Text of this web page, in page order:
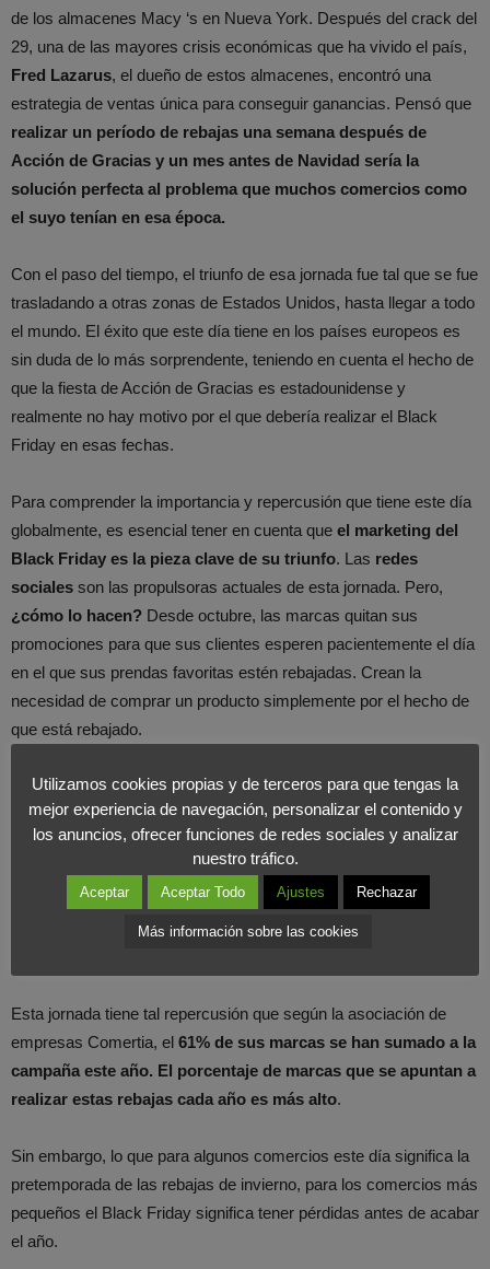
de los almacenes Macy ‘s en Nueva York. Después del crack del
29, una de las mayores crisis económicas que ha vivido el país,
Fred Lazarus, el dueño de estos almacenes, encontró una
estrategia de ventas única para conseguir ganancias. Pensó que
realizar un período de rebajas una semana después de
Acción de Gracias y un mes antes de Navidad sería la
solución perfecta al problema que muchos comercios como
el suyo tenían en esa época.
Con el paso del tiempo, el triunfo de esa jornada fue tal que se fue
trasladando a otras zonas de Estados Unidos, hasta llegar a todo
el mundo. El éxito que este día tiene en los países europeos es
sin duda de lo más sorprendente, teniendo en cuenta el hecho de
que la fiesta de Acción de Gracias es estadounidense y
realmente no hay motivo por el que debería realizar el Black
Friday en esas fechas.
Para comprender la importancia y repercusión que tiene este día
globalmente, es esencial tener en cuenta que el marketing del
Black Friday es la pieza clave de su triunfo. Las redes
sociales son las propulsoras actuales de esta jornada. Pero,
¿cómo lo hacen? Desde octubre, las marcas quitan sus
promociones para que sus clientes esperen pacientemente el día
en el que sus prendas favoritas estén rebajadas. Crean la
necesidad de comprar un producto simplemente por el hecho de
que está rebajado.
¿quién se encarga de recordarnos que dentro de poco es
el Black Friday?Los influencers y los streamers a las semanas
de que sea ese día, comienzan a publicarstoriesoreelscon
productos que se quieren comprar esa jornada. De esa manera,
nos entran ganas de mirar los productos de las tiendas que más
nos gustan y hacer lo mismo que ellos: dejar la cesta de la
Esta jornada tiene tal repercusión que según la asociación de
empresas Comertia, el 61% de sus marcas se han sumado a la
campaña este año. El porcentaje de marcas que se apuntan a
realizar estas rebajas cada año es más alto.
Sin embargo, lo que para algunos comercios este día significa la
pretemporada de las rebajas de invierno, para los comercios más
pequeños el Black Friday significa tener pérdidas antes de acabar
el año.
Utilizamos cookies propias y de terceros para que tengas la
mejor experiencia de navegación, personalizar el contenido y
los anuncios, ofrecer funciones de redes sociales y analizar
nuestro tráfico.
Aceptar Aceptar Todo Ajustes Rechazar
Más información sobre las cookies